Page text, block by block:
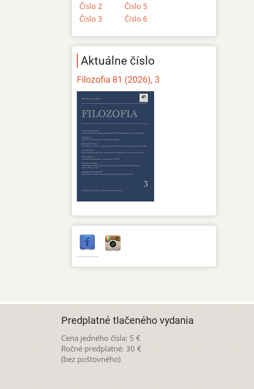
Číslo 2
Číslo 3
Číslo 5
Číslo 6
Aktuálne číslo
Filozofia 81 (2026), 3
Predplatné tlačeného vydania
Cena jedného čísla: 5 €
Ročné predplatné: 30 €
(bez poštovného)